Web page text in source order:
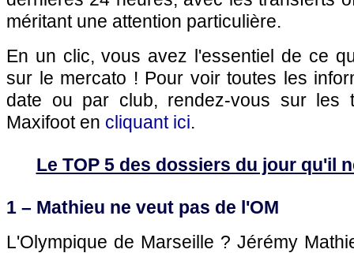
méritant une attention particulière.
En un clic, vous avez l'essentiel de ce
sur le mercato ! Pour voir toutes les
date ou par club, rendez-vous sur les
Maxifoot en cliquant ici.
Le TOP 5 des dossiers du jour qu'il
1 – Mathieu ne veut pas de l'OM
L'Olympique de Marseille ? Jérémy